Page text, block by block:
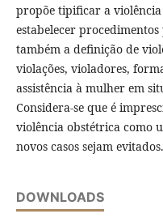
propõe tipificar a
estabelecer
também a definição de
violações, violadores,
assistência à mulher em
Considera-se que é
violência obstétrica como
novos casos sejam evitados.
DOWNLOADS